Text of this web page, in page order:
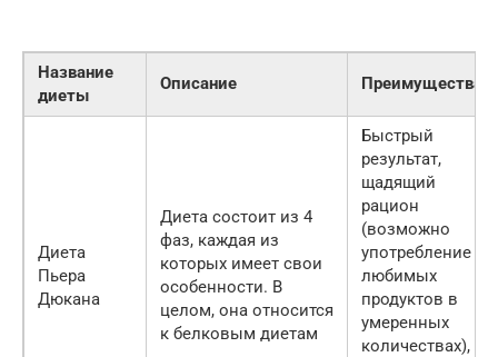
Название
диеты
Описание Преимущества
Диета
Пьера
Дюкана
Диета состоит из 4
фаз, каждая из
которых имеет свои
особенности. В
целом, она относится
к белковым диетам
Быстрый
результат,
щадящий
рацион
(возможно
употребление
любимых
продуктов в
умеренных
количествах),